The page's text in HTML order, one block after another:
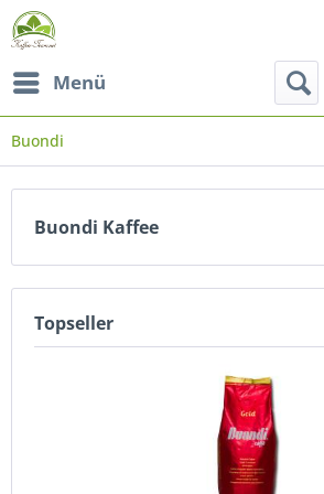
Menü
Buondi
Buondi Kaffee
Topseller